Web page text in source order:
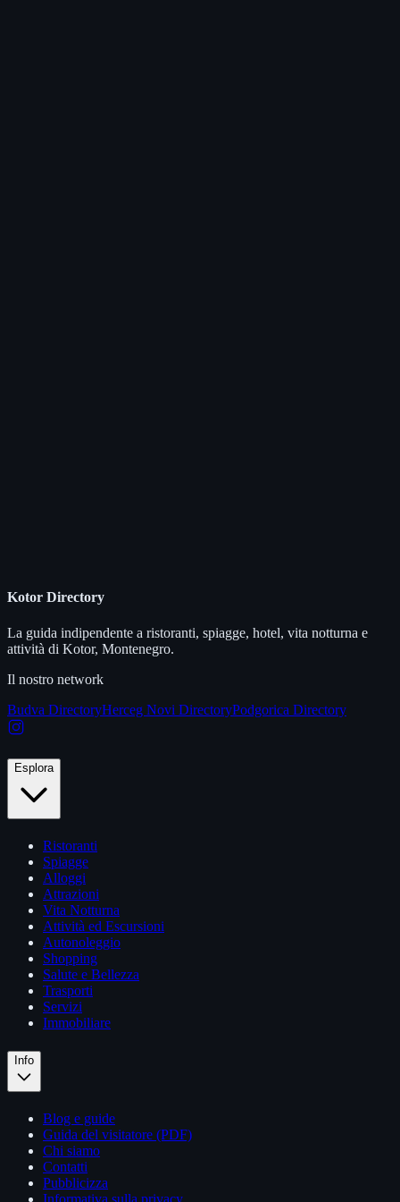
Kotor Directory
La guida indipendente a ristoranti, spiagge, hotel, vita notturna e
attività di Kotor, Montenegro.
Il nostro network
Budva DirectoryHerceg Novi DirectoryPodgorica Directory
Esplora
Ristoranti
Spiagge
Alloggi
Attrazioni
Vita Notturna
Attività ed Escursioni
Autonoleggio
Shopping
Salute e Bellezza
Trasporti
Servizi
Immobiliare
Info
Blog e guide
Guida del visitatore (PDF)
Chi siamo
Contatti
Pubblicizza
Informativa sulla privacy